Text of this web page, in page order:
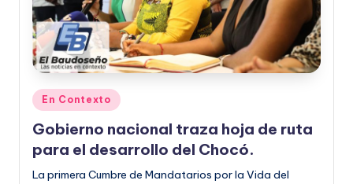
Publicado
en
En Contexto
Gobierno nacional traza hoja de ruta
para el desarrollo del Chocó.
La primera Cumbre de Mandatarios por la Vida del